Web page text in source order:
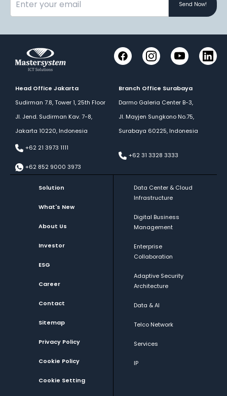
Send Now!
InstagramYouTube
Head Office Jakarta
Sudirman 7.8, Tower 1, 25th Floor
Jl. Jend. Sudirman Kav. 7-8,
Jakarta 10220, Indonesia
+62 21 3973 1111
+62 852 9000 3973
Branch Office Surabaya
Darmo Galeria Center B-3,
Jl. Mayjen Sungkono No.75,
Surabaya 60225, Indonesia
+62 31 3328 3333
Solution
What's New
About Us
Investor
ESG
Career
Contact
Sitemap
Privacy Policy
Cookie Policy
Cookie Setting
Data Center & Cloud
Infrastructure
Digital Business
Management
Enterprise
Collaboration
Adaptive Security
Architecture
Data & AI
Telco Network
Services
IP